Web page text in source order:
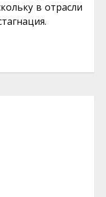
в отрасли